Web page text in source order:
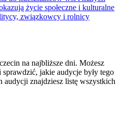
życie społeczne i kulturalne
związkowcy i rolnicy
na najbliższe dni. Możesz
jakie audycje były tego
audycji znajdziesz listę wszystkich